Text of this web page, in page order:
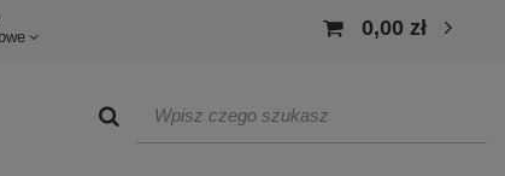
0,00 zł